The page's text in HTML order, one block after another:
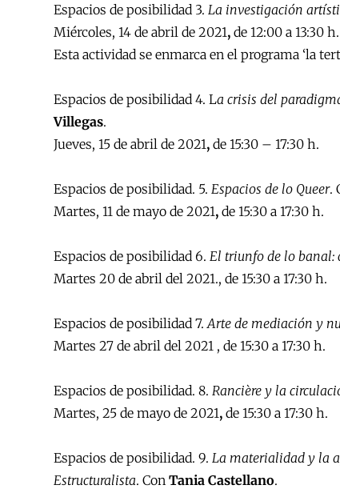
Espacios de posibilidad 3. La investigación
Miércoles, 14 de abril de 2021, de 12:00 a 13:30 h.
Esta actividad se enmarca en el programa ‘la
Espacios de posibilidad 4. La crisis del
Villegas.
Jueves, 15 de abril de 2021, de 15:30 – 17:30 h.
Espacios de posibilidad. 5. Espacios de lo Queer.
Martes, 11 de mayo de 2021, de 15:30 a 17:30 h.
Espacios de posibilidad 6. El triunfo de lo banal:
Martes 20 de abril del 2021., de 15:30 a 17:30 h.
Espacios de posibilidad 7. Arte de mediación y
Martes 27 de abril del 2021 , de 15:30 a 17:30 h.
Espacios de posibilidad. 8. Rancière y la
Martes, 25 de mayo de 2021, de 15:30 a 17:30 h.
Espacios de posibilidad. 9. La materialidad y la
Estructuralista. Con Tania Castellano.